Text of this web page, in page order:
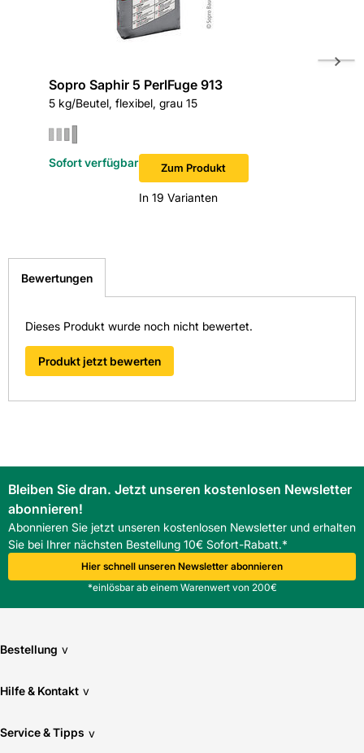
Sopro Saphir 5 PerlFuge 913
5 kg/Beutel, flexibel, grau 15
Zum Produkt
In 19 Varianten
Sofort verfügbar
Bewertungen
Dieses Produkt wurde noch nicht bewertet.
Produkt jetzt bewerten
Bleiben Sie dran. Jetzt unseren kostenlosen Newsletter
abonnieren!
Abonnieren Sie jetzt unseren kostenlosen Newsletter und erhalten
Sie bei Ihrer nächsten Bestellung 10€ Sofort-Rabatt.*
Hier schnell unseren Newsletter abonnieren
*einlösbar ab einem Warenwert von 200€
Bestellung v
Hilfe & Kontakt v
Service & Tipps v